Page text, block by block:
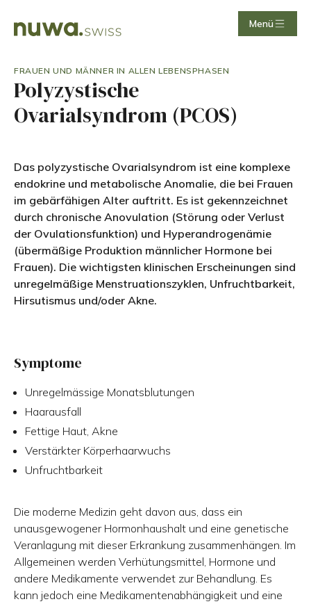
Menü
FRAUEN UND MÄNNER IN ALLEN LEBENSPHASEN
Polyzystische
Ovarialsyndrom (PCOS)
Das polyzystische Ovarialsyndrom ist eine komplexe
endokrine und metabolische Anomalie, die bei Frauen
im gebärfähigen Alter auftritt. Es ist gekennzeichnet
durch chronische Anovulation (Störung oder Verlust
der Ovulationsfunktion) und Hyperandrogenämie
(übermäßige Produktion männlicher Hormone bei
Frauen). Die wichtigsten klinischen Erscheinungen sind
unregelmäßige Menstruationszyklen, Unfruchtbarkeit,
Hirsutismus und/oder Akne.
Symptome
Unregelmässige Monatsblutungen
Haarausfall
Fettige Haut, Akne
Verstärkter Körperhaarwuchs
Unfruchtbarkeit
Die moderne Medizin geht davon aus, dass ein
unausgewogener Hormonhaushalt und eine genetische
Veranlagung mit dieser Erkrankung zusammenhängen. Im
Allgemeinen werden Verhütungsmittel, Hormone und
andere Medikamente verwendet zur Behandlung. Es
kann jedoch eine Medikamentenabhängigkeit und eine